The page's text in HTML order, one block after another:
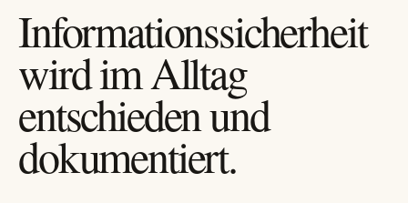
Informationssicherheit
wird im Alltag
entschieden und
dokumentiert.